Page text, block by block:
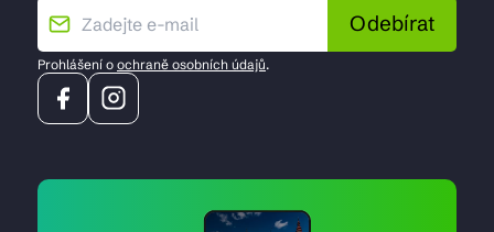
Odebírat
Prohlášení o ochraně osobních údajů.